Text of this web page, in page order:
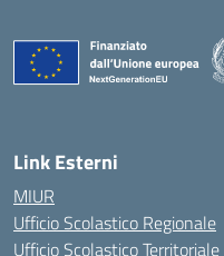
Link Esterni
MIUR
Ufficio Scolastico Regionale
Ufficio Scolastico Territoriale